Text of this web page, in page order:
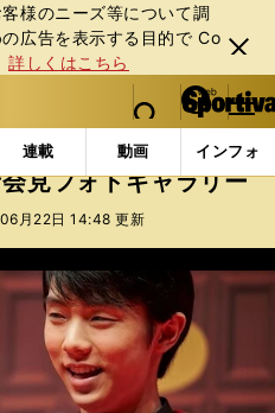
様のニーズ等について調
広告を表⽰する⽬的で Co
詳しくはこちら
閉じ
る
web Sportiva (webスポルティーバ)
検索
マイペ
ー
ジ
メニュ
連載 動画 インフォ
ラムフォト 羽生結弦 ロッテ
見フォトギャラリー
月22日 14:48 更新